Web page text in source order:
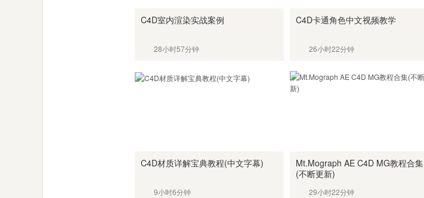
C4D室内渲染实战案例
28小时57分钟
C4D卡通角色中文视频教学
26小时22分钟
C4D材质详解宝典教程(中文字幕)
9小时6分钟
Mt.Mograph AE C4D MG教程合集
(不断更新)
29小时22分钟